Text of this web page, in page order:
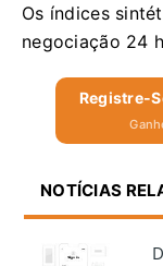
Os índices
negociação 24
Registre-
NOTÍCIAS